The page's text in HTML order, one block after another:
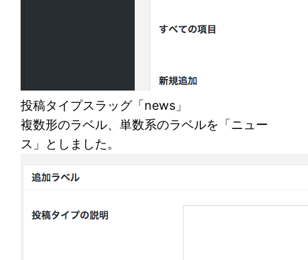
投稿タイプスラッグ「news」
複数形のラベル、単数系のラベルを「ニュー
ス」としました。